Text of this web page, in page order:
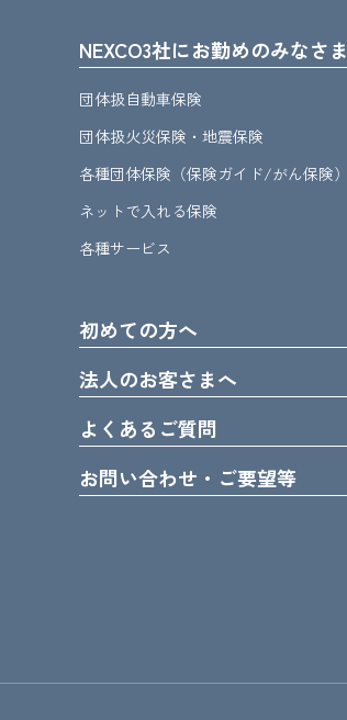
NEXCO3社にお勤めのみなさま
団体扱自動車保険
団体扱火災保険・地震保険
各種団体保険（保険ガイド/がん保険）
ネットで入れる保険
各種サービス
初めての方へ
法人のお客さまへ
よくあるご質問
お問い合わせ・ご要望等